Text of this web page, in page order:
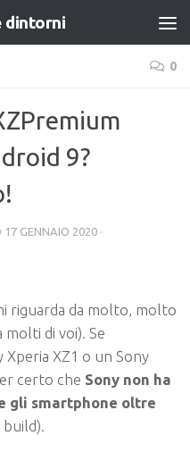
dintorni
0
9?
17 GENNAIO 2020 ·
riguarda da molto, molto
di voi). Se
XZ1 o un Sony
certo che Sony non ha
gli smartphone oltre
build).